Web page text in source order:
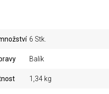
6 Stk.
Balík
1,34 kg